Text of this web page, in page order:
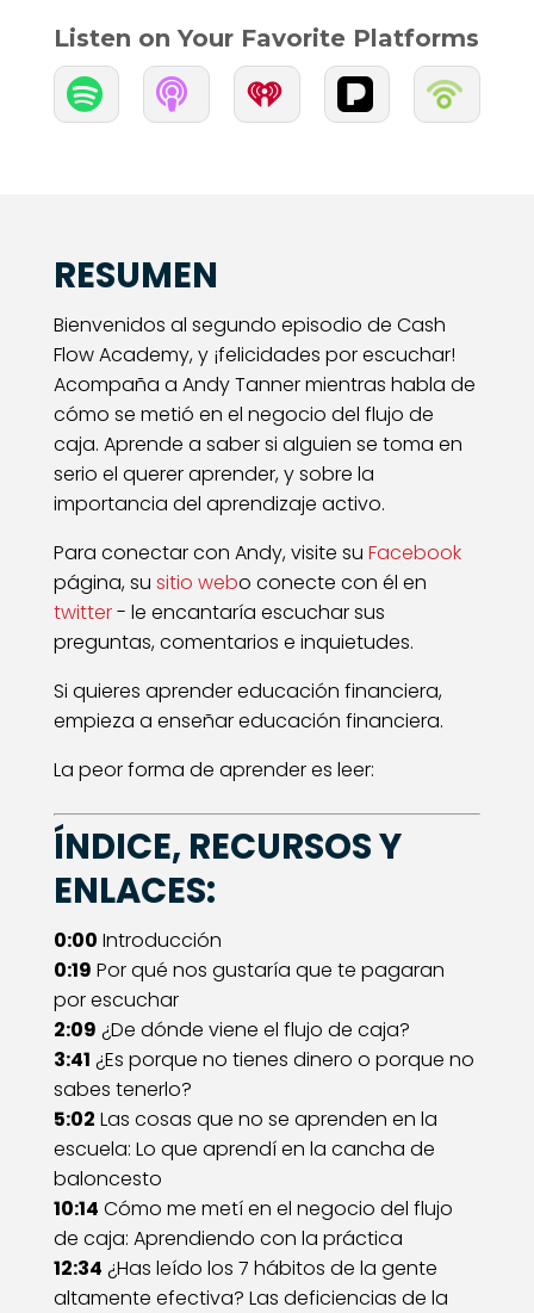
Listen on Your Favorite Platforms
 
RESUMEN
Bienvenidos al segundo episodio de Cash
Flow Academy, y ¡felicidades por escuchar!
Acompaña a Andy Tanner mientras habla de
cómo se metió en el negocio del flujo de
caja. Aprende a saber si alguien se toma en
serio el querer aprender, y sobre la
importancia del aprendizaje activo.
Para conectar con Andy, visite su Facebook
página, su sitio webo conecte con él en
twitter- le encantaría escuchar sus
preguntas, comentarios e inquietudes.
Si quieres aprender educación financiera,
empieza a enseñar educación financiera.
La peor forma de aprender es leer:
ÍNDICE, RECURSOS Y
ENLACES:
0:00 Introducción
0:19 Por qué nos gustaría que te pagaran
por escuchar
2:09 ¿De dónde viene el flujo de caja?
3:41 ¿Es porque no tienes dinero o porque no
sabes tenerlo?
5:02 Las cosas que no se aprenden en la
escuela: Lo que aprendí en la cancha de
baloncesto
10:14 Cómo me metí en el negocio del flujo
de caja: Aprendiendo con la práctica
12:34 ¿Has leído los 7 hábitos de la gente
altamente efectiva? Las deficiencias de la